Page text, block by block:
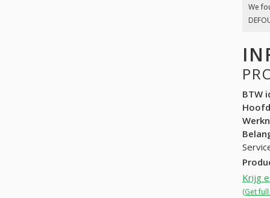
We
BTW
Krijg
(Get